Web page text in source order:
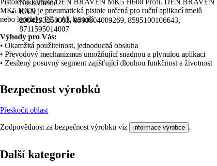
Nastavitelné
EAN
2004293250003, 8590804009269, 8595100106643,
8711595014007
Pistole na kartuše DEN BRAVEN MK5 H600 Profi. DEN BRAVEN
MK5 H600 je pneumatická pistole určená pro ruční aplikací tmelů
nebo lepidel z PE a AL kartuší.
Výhody pro Vás:
• Okamžitá použitelnost, jednoduchá obsluha
• Převodový mechanizmus umožňující snadnou a plynulou aplikaci
• Zesílený posuvný segment zajišťující dlouhou funkčnost a životnost
Bezpečnost výrobků
Přeskočit oblast
Zodpovědnost za bezpečnost výrobku viz informace výrobce .
Další kategorie